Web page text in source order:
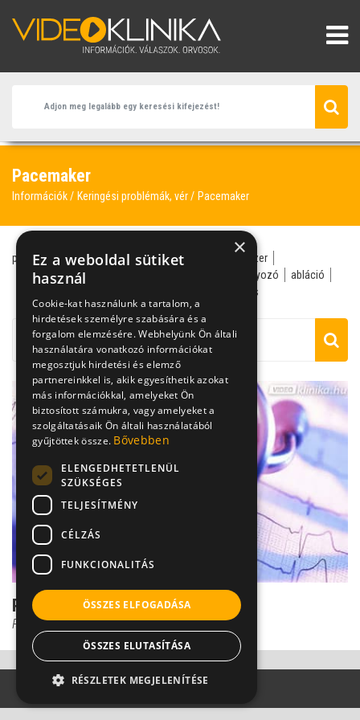
Pacemaker
Információk Keringési problémák, vér Pacemaker
pacemaker pitvarfibrilláció ritmuszavar
érrendszer
szív- és érrendszeri betegségek
szívritmus-szabályozó
abláció
eszméletvesztés
Pacemaker csecsemőkortól
Prof. Dr. Kádár Krisztina
×
Ez a weboldal sütiket
használ
Cookie-kat használunk a tartalom, a
hirdetések személyre szabására és a
forgalom elemzésére. Webhelyünk Ön általi
használatára vonatkozó információkat
megosztjuk hirdetési és elemző
partnereinkkel is, akik egyesíthetik azokat
más információkkal, amelyeket Ön
biztosított számukra, vagy amelyeket a
szolgáltatásaik Ön általi használatából
gyűjtöttek össze. Bővebben
ELENGEDHETETLENÜL
SZÜKSÉGES
TELJESÍTMÉNY
CÉLZÁS
FUNKCIONALITÁS
ÖSSZES ELFOGADÁSA
ÖSSZES ELUTASÍTÁSA
RÉSZLETEK MEGJELENÍTÉSE